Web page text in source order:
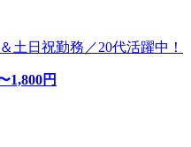
土日祝勤務／20代活躍中！
1,800円